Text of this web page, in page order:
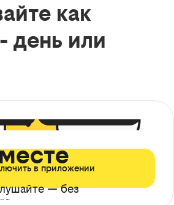
как
день или
— без
в приложении